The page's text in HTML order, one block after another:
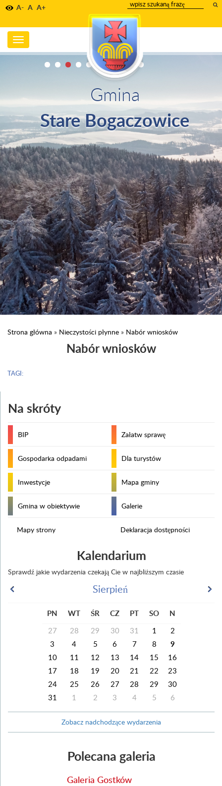
A- A A+
wpisz
szukany
tekst
Toggle
navigation
Gmina
Stare Bogaczowice
Strona główna » Nieczystości płynne » Nabór wniosków
Nabór wniosków
TAGI:
Na skróty
BIP Załatw sprawę
Gospodarka odpadami Dla turystów
Inwestycje Mapa gminy
Gmina w obiektywie Galerie
Mapy strony Deklaracja dostępności
Kalendarium
Sprawdź jakie wydarzenia czekają Cie w najbliższym czasie
Sierpień
PN WT ŚR CZ PT SO N
27 28 29 30 31 1
2
3
4 5 6 7 8 9
10 11 12 13 14 15
16
17
18 19 20 21 22
23
24
25 26 27 28 29
30
31
1 2 3 4 5 6
Zobacz nadchodzące wydarzenia
Polecana galeria
Galeria Gostków